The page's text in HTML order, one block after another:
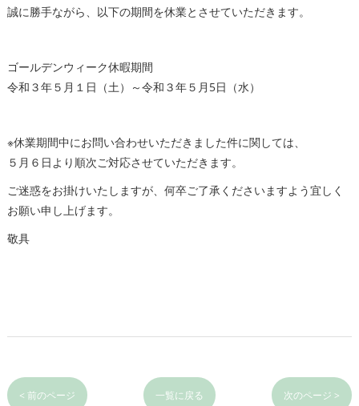
誠に勝手ながら、以下の期間を休業とさせていただきます。
ゴールデンウィーク休暇期間
令和３年５月１日（土）～令和３年５月5日（水）
※休業期間中にお問い合わせいただきました件に関しては、
５月６日より順次ご対応させていただきます。
ご迷惑をお掛けいたしますが、何卒ご了承くださいますよう宜しく
お願い申し上げます。
敬具
< 前のページ 一覧に戻る 次のページ >